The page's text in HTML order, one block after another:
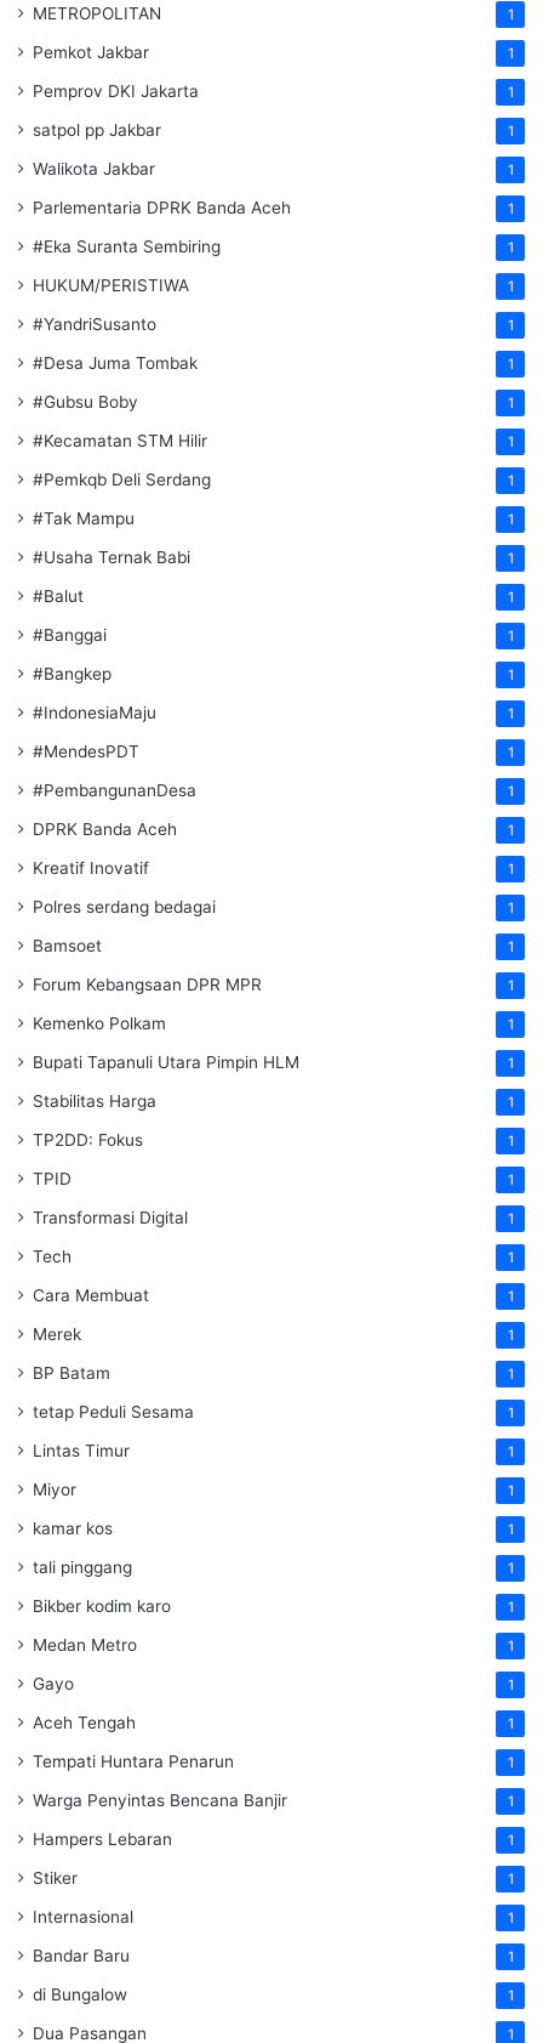
METROPOLITAN 1
Pemkot Jakbar 1
Pemprov DKI Jakarta 1
satpol pp Jakbar 1
Walikota Jakbar 1
Parlementaria DPRK Banda Aceh 1
#Eka Suranta Sembiring 1
HUKUM/PERISTIWA 1
#YandriSusanto 1
#Desa Juma Tombak 1
#Gubsu Boby 1
#Kecamatan STM Hilir 1
#Pemkqb Deli Serdang 1
#Tak Mampu 1
#Usaha Ternak Babi 1
#Balut 1
#Banggai 1
#Bangkep 1
#IndonesiaMaju 1
#MendesPDT 1
#PembangunanDesa 1
DPRK Banda Aceh 1
Kreatif Inovatif 1
Polres serdang bedagai 1
Bamsoet 1
Forum Kebangsaan DPR MPR 1
Kemenko Polkam 1
‎Bupati Tapanuli Utara Pimpin HLM 1
Stabilitas Harga 1
TP2DD: Fokus 1
TPID 1
Transformasi Digital 1
Tech 1
Cara Membuat 1
Merek 1
BP Batam 1
tetap Peduli Sesama 1
Lintas Timur 1
Miyor 1
kamar kos 1
tali pinggang 1
Bikber kodim karo 1
Medan Metro 1
Gayo 1
Aceh Tengah 1
Tempati Huntara Penarun 1
Warga Penyintas Bencana Banjir 1
Hampers Lebaran 1
Stiker 1
Internasional 1
Bandar Baru 1
di Bungalow 1
Dua Pasangan 1